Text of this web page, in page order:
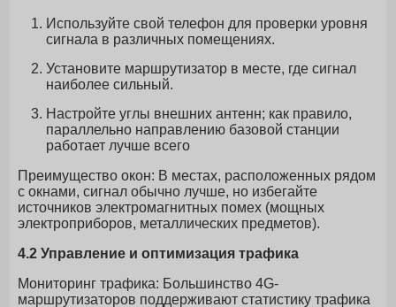
Используйте свой телефон для проверки уровня
сигнала в различных помещениях.
Установите маршрутизатор в месте, где сигнал
наиболее сильный.
Настройте углы внешних антенн; как правило,
параллельно направлению базовой станции
работает лучше всего
Преимущество окон: В местах, расположенных рядом
с окнами, сигнал обычно лучше, но избегайте
источников электромагнитных помех (мощных
электроприборов, металлических предметов).
4.2 Управление и оптимизация трафика
Мониторинг трафика: Большинство 4G-
маршрутизаторов поддерживают статистику трафика